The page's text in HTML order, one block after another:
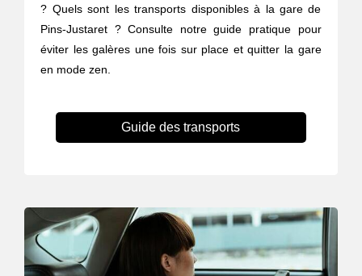
? Quels sont les transports disponibles à la gare de
Pins-Justaret ? Consulte notre guide pratique pour
éviter les galères une fois sur place et quitter la gare
en mode zen.
Guide des transports